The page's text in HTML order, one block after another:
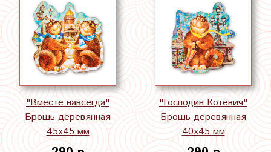
"Вместе навсегда"
Брошь деревянная
45х45 мм
"Господин Котевич"
Брошь деревянная
40х45 мм